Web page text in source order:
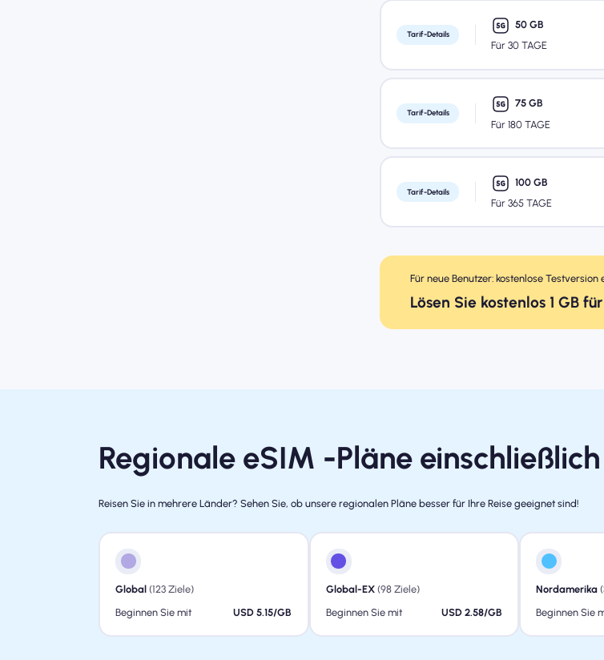
Tarif-Details
50 GB
Für 30 TAGE
Tarif-Details
75 GB
Für 180 TAGE
Tarif-Details
100 GB
Für 365 TAGE
Für neue Benutzer: kostenlose Testversion
Lösen Sie kostenlos 1 GB
Regionale eSIM -Pläne
Reisen Sie in mehrere Länder? Sehen Sie, ob unsere regionalen Pläne besser für Ihre Reise geeignet sind!
Global (123 Ziele)
Beginnen Sie mit
USD 5.15/GB
Global-EX(98 Ziele)
Beginnen Sie mit
USD 2.58/GB
Nordamerika
Beginnen Sie